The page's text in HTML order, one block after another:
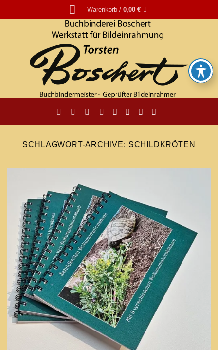
Inhalt
Warenkorb /0,00€
SCHLAGWORT-ARCHIVE: SCHILDKRÖTEN